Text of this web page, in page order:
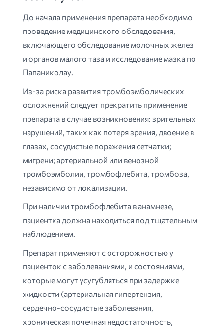
До начала применения препарата необходимо
проведение медицинского обследования,
включающего обследование молочных желез
и органов малого таза и исследование мазка по
Папаниколау.
Из-за риска развития тромбоэмболических
осложнений следует прекратить применение
препарата в случае возникновения: зрительных
нарушений, таких как потеря зрения, двоение в
глазах, сосудистые поражения сетчатки;
мигрени; артериальной или венозной
тромбоэмболии, тромбофлебита, тромбоза,
независимо от локализации.
При наличии тромбофлебита в анамнезе,
пациентка должна находиться под тщательным
наблюдением.
Препарат применяют с осторожностью у
пациенток с заболеваниями, и состояниями,
которые могут усугубляться при задержке
жидкости (артериальная гипертензия,
сердечно-сосудистые заболевания,
хроническая почечная недостаточность,